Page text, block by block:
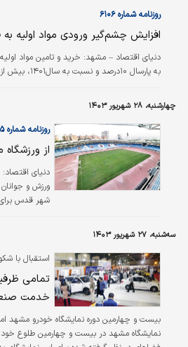
روزنامه شماره ۶۱۰۶
افزایش چشم‌گیر ورودی مواد اولیه به
دنیای اقتصاد – مشهد: خرید و تامین مواد
به پارسال ۱۰درصد و نسبت به سال۱۴۰۱، بیش از ۲۸درصد افزایش داشته است.
چهارشنبه، ۲۸ شهریور ۱۴۰۳
روزنامه شماره ۶۱۰۵
از
دنیای اقتصاد:
ورزش و
شهر قدس برای
فدراسیون
ورزشگاه امام
ایران
زیاد،
خواهد…
سه‌شنبه، ۲۷ شهریور ۱۴۰۳
استقبال با
نمایشگاه
تمامی
خدمت
بیست و چهارمین دوره نمایشگاه خودرو مشهد
نمایشگاه مشهد در بیست و چهارمین طلوع